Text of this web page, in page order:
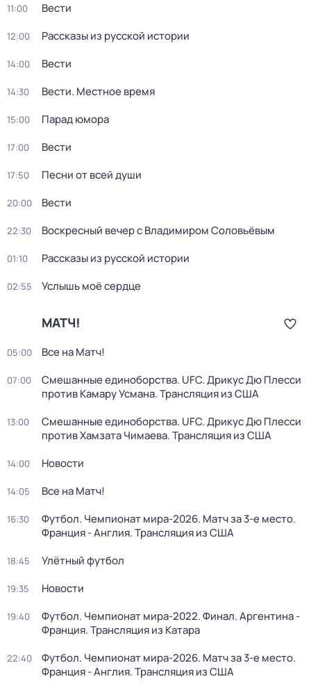
11:00 Вести
12:00 Рассказы из русской истории
14:00 Вести
14:30 Вести. Местное время
15:00 Парад юмора
17:00 Вести
17:50 Песни от всей души
20:00 Вести
22:30 Воскресный вечер с Владимиром Соловьёвым
01:10 Рассказы из русской истории
02:55 Услышь моё сердце
МАТЧ!
05:00 Все на Матч!
07:00
Смешанные единоборства. UFC. Дрикус Дю Плесси
против Камару Усмана. Трансляция из США
13:00
Смешанные единоборства. UFC. Дрикус Дю Плесси
против Хамзата Чимаева. Трансляция из США
14:00 Новости
14:05 Все на Матч!
16:30
Футбол. Чемпионат мира-2026. Матч за 3-е место.
Франция - Англия. Трансляция из США
18:45 Улётный футбол
19:35 Новости
19:40
Футбол. Чемпионат мира-2022. Финал. Аргентина -
Франция. Трансляция из Катара
22:40
Футбол. Чемпионат мира-2026. Матч за 3-е место.
Франция - Англия. Трансляция из США